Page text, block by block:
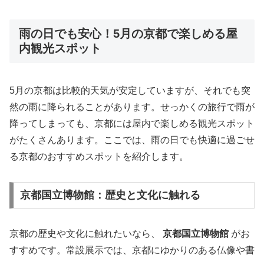
雨の日でも安心！5月の京都で楽しめる屋
内観光スポット
5月の京都は比較的天気が安定していますが、それでも突
然の雨に降られることがあります。せっかくの旅行で雨が
降ってしまっても、京都には屋内で楽しめる観光スポット
がたくさんあります。ここでは、雨の日でも快適に過ごせ
る京都のおすすめスポットを紹介します。
京都国立博物館：歴史と文化に触れる
京都の歴史や文化に触れたいなら、 京都国立博物館 がお
すすめです。常設展示では、京都にゆかりのある仏像や書